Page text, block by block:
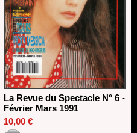
La Revue du Spectacle N° 6 -
Février Mars 1991
10,00 €